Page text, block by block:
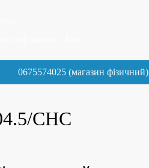
0675574025 (магазин фізичний)
CHC